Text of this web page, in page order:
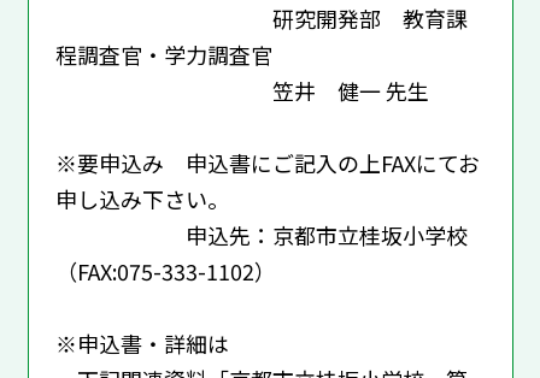
研究開発部 教育課
程調査官・学力調査官
笠井 健一 先生
※要申込み 申込書にご記入の上FAXにてお
申し込み下さい。
申込先：京都市立桂坂小学校
（FAX:075-333-1102）
※申込書・詳細は